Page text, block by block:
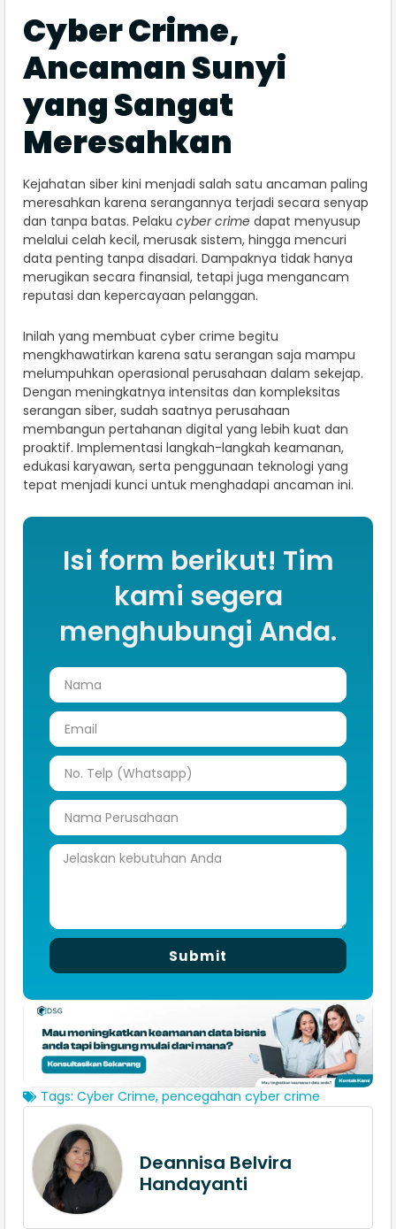
Cyber Crime,
Ancaman Sunyi
yang Sangat
Meresahkan
Kejahatan siber kini menjadi salah satu ancaman paling
meresahkan karena serangannya terjadi secara senyap
dan tanpa batas. Pelaku cyber crime dapat menyusup
melalui celah kecil, merusak sistem, hingga mencuri
data penting tanpa disadari. Dampaknya tidak hanya
merugikan secara finansial, tetapi juga mengancam
reputasi dan kepercayaan pelanggan.
Inilah yang membuat cyber crime begitu
mengkhawatirkan karena satu serangan saja mampu
melumpuhkan operasional perusahaan dalam sekejap.
Dengan meningkatnya intensitas dan kompleksitas
serangan siber, sudah saatnya perusahaan
membangun pertahanan digital yang lebih kuat dan
proaktif. Implementasi langkah-langkah keamanan,
edukasi karyawan, serta penggunaan teknologi yang
tepat menjadi kunci untuk menghadapi ancaman ini.
Isi form berikut! Tim
kami segera
menghubungi Anda.
Submit
Tags: Cyber Crime, pencegahan cyber crime
Deannisa Belvira
Handayanti